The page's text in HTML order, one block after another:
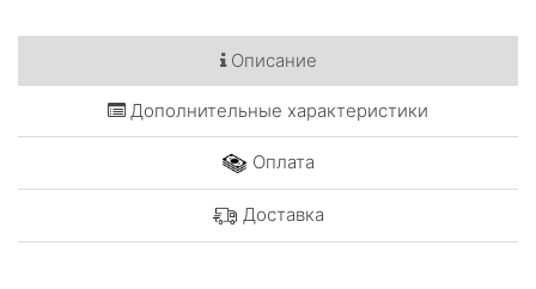
Описание
Дополнительные характеристики
Оплата
Доставка